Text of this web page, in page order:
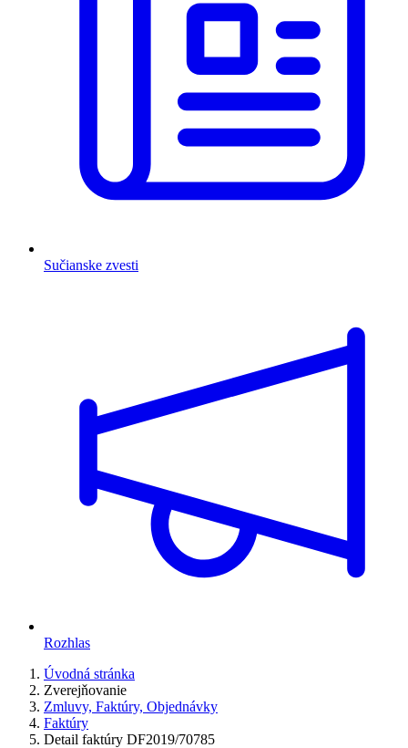
Sučianske zvesti
Rozhlas
Úvodná stránka
Zverejňovanie
Zmluvy, Faktúry, Objednávky
Faktúry
Detail faktúry DF2019/70785